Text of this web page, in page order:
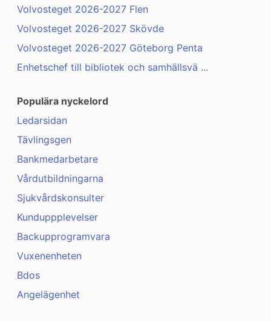
Volvosteget 2026-2027 Flen
Volvosteget 2026-2027 Skövde
Volvosteget 2026-2027 Göteborg Penta
Enhetschef till bibliotek och samhällsvä ...
Populära nyckelord
Ledarsidan
Tävlingsgen
Bankmedarbetare
Vårdutbildningarna
Sjukvårdskonsulter
Kunduppplevelser
Backupprogramvara
Vuxenenheten
Bdos
Angelägenhet